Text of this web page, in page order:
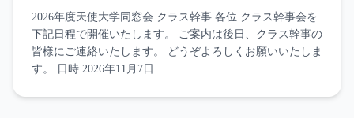
2026年度天使大学同窓会 クラス幹事 各位 クラス幹事会を
下記日程で開催いたします。 ご案内は後日、クラス幹事の
皆様にご連絡いたします。 どうぞよろしくお願いいたしま
す。 日時 2026年11月7日...